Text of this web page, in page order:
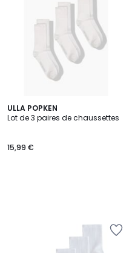
ULLA POPKEN
Lot de 3 paires de chaussettes
15,99 €